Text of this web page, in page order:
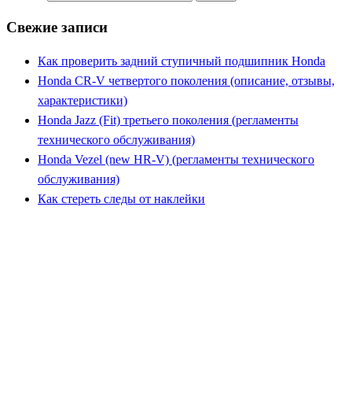
Свежие записи
Как проверить задний ступичный подшипник Honda
Honda CR-V четвертого поколения (описание, отзывы,
характеристики)
Honda Jazz (Fit) третьего поколения (регламенты
технического обслуживания)
Honda Vezel (new HR-V) (регламенты технического
обслуживания)
Как стереть следы от наклейки